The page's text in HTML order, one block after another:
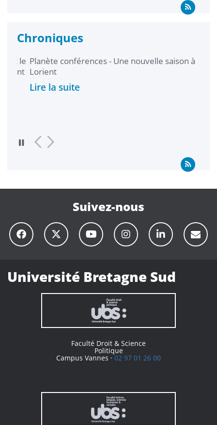
Chroniques
Planète conférences - Une nouvelle saison à
Lorient
Lire la suite
Suivez-nous
Université Bretagne Sud
Faculté Droit & Science
Politique
Campus Vannes ·02 97 01 26 00